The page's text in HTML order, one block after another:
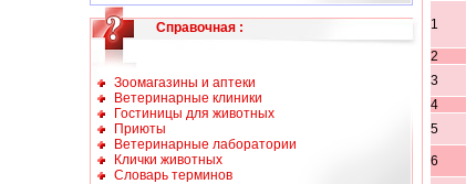
Справочная :
Зоомагазины и аптеки
Ветеринарные клиники
Гостиницы для животных
Приюты
Ветеринарные лаборатории
Клички животных
Словарь терминов
1
2
3
4
5
6